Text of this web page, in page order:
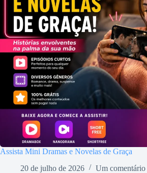
Assista Mini Dramas e Novelas de Graça
20 de julho de 2026
Um comentário